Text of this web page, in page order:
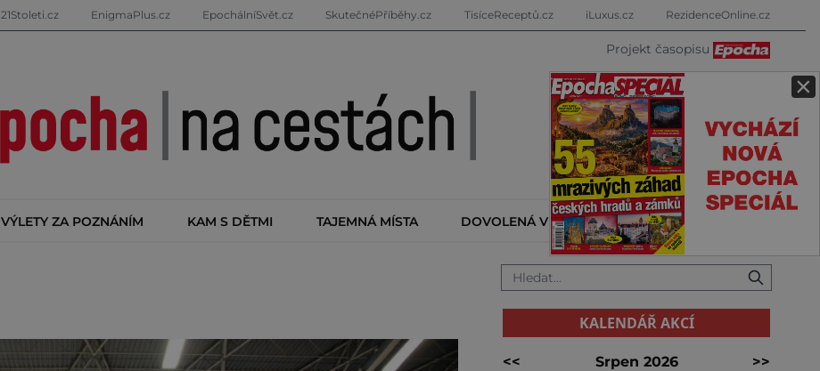
×
21Stoleti.cz EnigmaPlus.cz EpochálníSvět.cz SkutečnéPříběhy.cz TisíceReceptů.cz iLuxus.cz RezidenceOnline.cz
Projekt časopisu
VÝLETY ZA POZNÁNÍM KAM S DĚTMI TAJEMNÁ MÍSTA DOVOLENÁ V ZAHRANIČÍ KALENDÁŘ AKCÍ
KALENDÁŘ AKCÍ
<< Srpen 2026
>>